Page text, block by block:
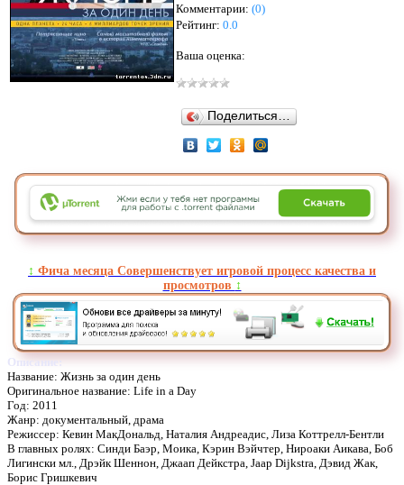
Комментарии: (0)
Рейтинг: 0.0
Ваша оценка:
Поделиться…
↕️ Фича месяца Совершенствует игровой процесс качества и
просмотров ↕️
Описание:
Название: Жизнь за один день
Оригинальное название: Life in a Day
Год: 2011
Жанр: документальный, драма
Режиссер: Кевин МакДональд, Наталия Андреадис, Лиза Коттрелл-Бентли
В главных ролях: Синди Баэр, Моика, Кэрин Вэйчтер, Нироаки Аикава, Боб
Лигински мл., Дрэйк Шеннон, Джаап Дейкстра, Jaap Dijkstra, Дэвид Жак,
Борис Гришкевич